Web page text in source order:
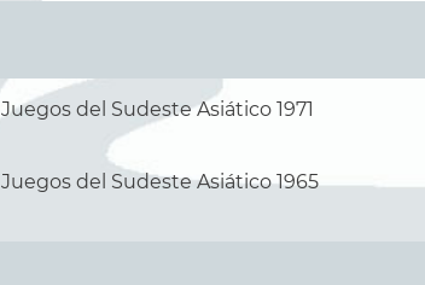
Juegos del Sudeste Asiático 1971
Juegos del Sudeste Asiático 1965